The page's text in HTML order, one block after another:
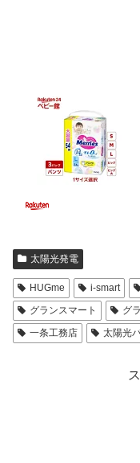
太陽光発電
HUGme i-smart
グランスマート
グ
一条工務店
太陽光